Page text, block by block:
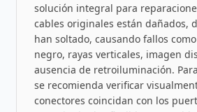
solución integral para
cables originales están dañados,
han soltado, causando fallos
negro, rayas verticales, imagen
ausencia de retroiluminación.
se recomienda verificar
conectores coincidan con los